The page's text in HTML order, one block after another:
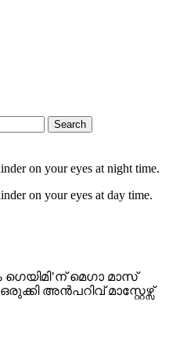
Search
on your eyes at night time.
on your eyes at day time.
മെഗാ മാസ്
അൻപറിവ് മാസ്റ്റേഴ്സ്